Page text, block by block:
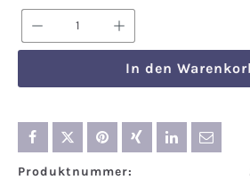
Produkt Anzahl: Gib
In den
Produktnummer: